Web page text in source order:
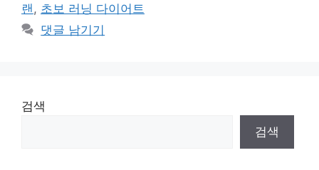
랜, 초보 러닝 다이어트
댓글 남기기
검색
검색